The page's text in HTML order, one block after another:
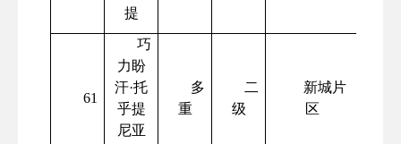
提
61
巧
力盼
汗·托
乎提
尼亚
多
重
二
级
新城片
区